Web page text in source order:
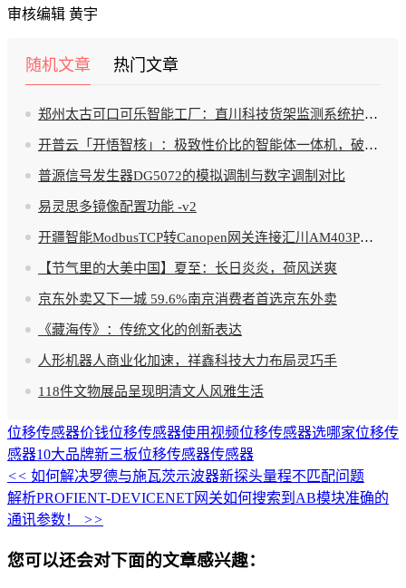
审核编辑 黄宇
随机文章 热门文章
郑州太古可口可乐智能工厂：直川科技货架监测系统护航绿色生产新标杆
开普云「开悟智核」：极致性价比的智能体一体机，破局大模型应用难题
普源信号发生器DG5072的模拟调制与数字调制对比
易灵思多镜像配置功能 -v2
开疆智能ModbusTCP转Canopen网关连接汇川AM403PLC与编码器配置案例
【节气里的大美中国】夏至：长日炎炎，荷风送爽
京东外卖又下一城 59.6%南京消费者首选京东外卖
《藏海传》：传统文化的创新表达
人形机器人商业化加速，祥鑫科技大力布局灵巧手
118件文物展品呈现明清文人风雅生活
位移传感器价钱位移传感器使用视频位移传感器选哪家位移传
感器10大品牌新三板位移传感器传感器
<< 如何解决罗德与施瓦茨示波器新探头量程不匹配问题
解析PROFIENT-DEVICENET网关如何搜索到AB模块准确的
通讯参数！ >>
您可以还会对下面的文章感兴趣：